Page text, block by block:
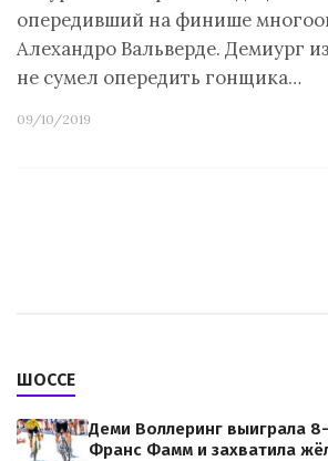
опередивший на финише
Алехандро Вальверде. Демиург
не сумел опередить гонщика…
09/10/2019
ШОССЕ
Деми Воллеринг выиграла
Франс Фамм и захватила